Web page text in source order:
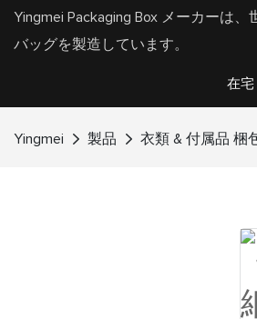
Yingmei Packaging Box メーカーは
バッグを製造しています。
在宅
Yingmei 製品 衣類 & 付属品 梱